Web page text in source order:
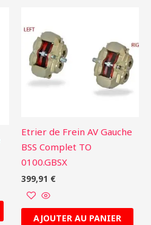
Etrier de Frein AV Gauche
BSS Complet TO
0100.GBSX
399,91 €
AJOUTER AU PANIER